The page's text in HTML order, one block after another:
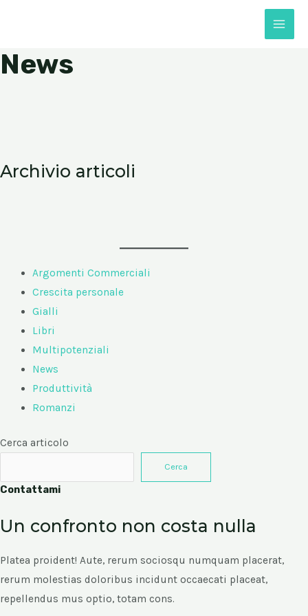
Main
News
Archivio articoli
Argomenti Commerciali
Crescita personale
Gialli
Libri
Multipotenziali
News
Produttività
Romanzi
Cerca articolo
Cerca
Contattami
Un confronto non costa nulla
Platea proident! Aute, rerum sociosqu numquam placerat,
rerum molestias doloribus incidunt occaecati placeat,
repellendus mus optio, totam cons.